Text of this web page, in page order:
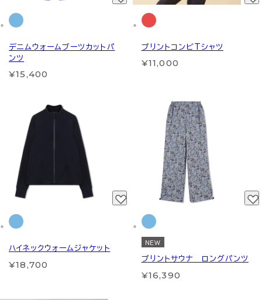
デニムウォームブーツカットパ
ンツ
¥15,400
プリントコンビTシャツ
¥11,000
ハイネックウォームジャケット
¥18,700
NEW
プリントサウナ ロングパンツ
¥16,390